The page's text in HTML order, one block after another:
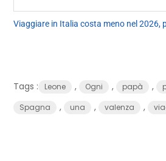
Viaggiare in Italia costa meno nel 2026,
Tags : Leone , Ogni , papà ,
Spagna , una , valenza ,